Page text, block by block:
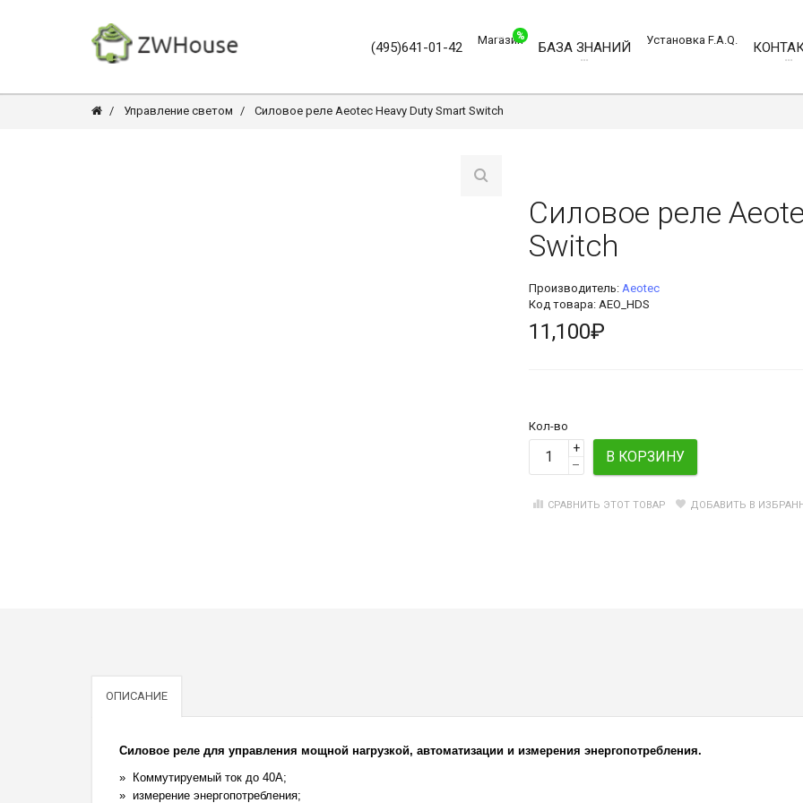
(495)641-01-42 Магазин
%
БАЗА ЗНАНИЙ Установка F.A.Q.
Управление светом Силовое реле Aeotec Heavy Duty Smart Switch
Силовое реле
Switch
Производитель: Aeotec
Код товара: AEO_HDS
11,100₽
Кол-во
+
–
В КОРЗИНУ
СРАВНИТЬ ЭТОТ ТОВАР ДОБАВИТЬ В
ОПИСАНИЕ
Силовое реле для управления мощной нагрузкой, автоматизации и измерения энергопотребления.
Коммутируемый ток до 40А;
измерение энергопотребления;